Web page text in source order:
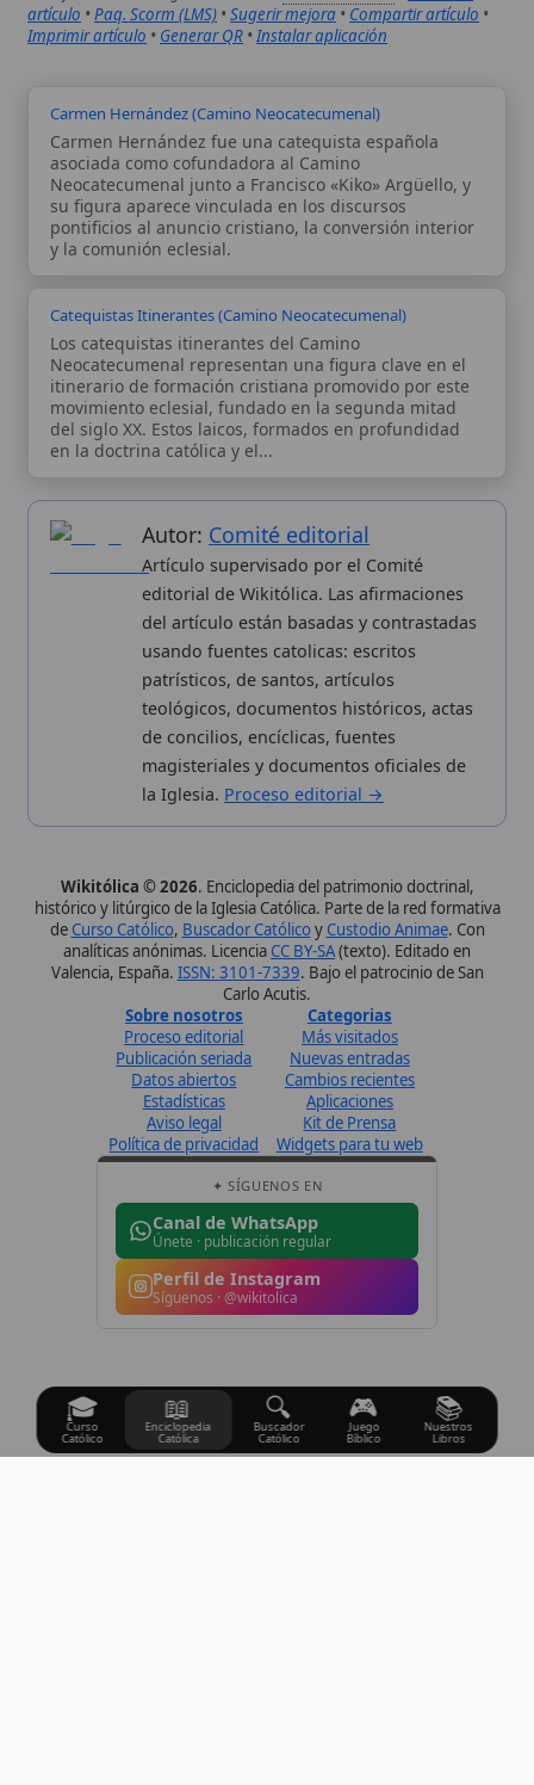
Catequistas Itinerantes (Camino Neocatecumenal)
Los catequistas itinerantes del Camino
del siglo XX. Estos laicos, formados en profundidad
en la doctrina católica y el...
Autor: Comité editorial
Artículo supervisado por el Comité
usando fuentes catolicas: escritos
patrísticos, de santos, artículos
teológicos, documentos históricos, actas
de concilios, encíclicas, fuentes
magisteriales y documentos oficiales de
la Iglesia.Proceso editorial →
Wikitólica © 2026. Enciclopedia del patrimonio doctrinal,
histórico y litúrgico de la Iglesia Católica. Parte de la red formativa
deCurso Católico,Buscador CatólicoyCustodio Animae. Con
analíticas anónimas. LicenciaCC BY-SA(texto). Editado en
Carlo Acutis.
Sobre nosotros
Proceso editorial
Publicación seriada
Datos abiertos
Estadísticas
Aviso legal
Política de privacidad
Categorias
Más visitados
Nuevas entradas
Cambios recientes
Aplicaciones
Kit de Prensa
Widgets para tu web
✦ SÍGUENOS EN
Perfil de Instagram
Síguenos · @wikitolica